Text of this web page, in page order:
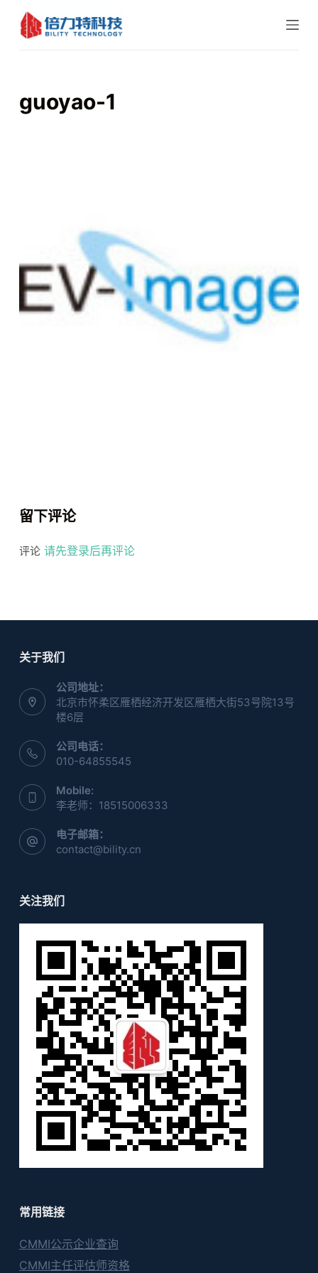
跳
过
guoyao-1
留下评论
评论 请先登录后再评论
关于我们
公司地址：
北京市怀柔区雁栖经济开发区雁栖大街53号院13号
楼6层
公司电话：
010-64855545
Mobile:
李老师：18515006333
电子邮箱：
contact@bility.cn
关注我们
常用链接
CMMI公示企业查询
CMMI主任评估师资格